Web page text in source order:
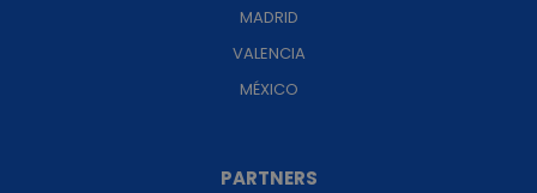
MADRID
VALENCIA
MÉXICO
PARTNERS